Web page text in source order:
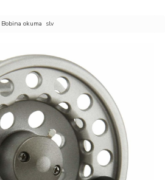
Bobina okuma slv